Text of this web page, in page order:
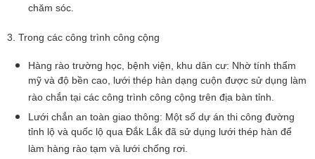
chăm sóc.
3. Trong các công trình công cộng
Hàng rào trường học, bệnh viện, khu dân cư: Nhờ tính thẩm
mỹ và độ bền cao, lưới thép hàn dạng cuộn được sử dụng làm
rào chắn tại các công trình công cộng trên địa bàn tỉnh.
Lưới chắn an toàn giao thông: Một số dự án thi công đường
tỉnh lộ và quốc lộ qua Đắk Lắk đã sử dụng lưới thép hàn để
làm hàng rào tạm và lưới chống rơi.